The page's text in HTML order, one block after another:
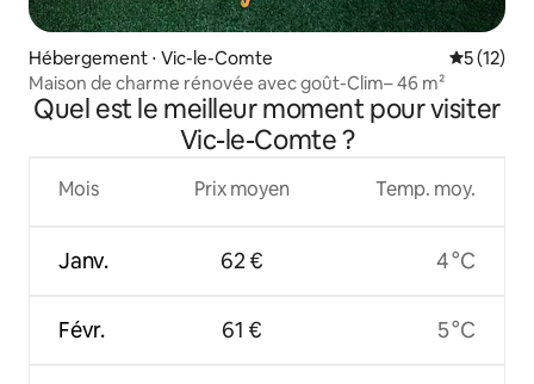
Hébergement ⋅ Vic-le-Comte
5 (12)
Maison de charme rénovée avec goût-Clim– 46 m²
Quel est le meilleur moment pour visiter
Vic-le-Comte ?
Mois
Janv.
Févr.
Prix moyen
62 €
61 €
Temp. moy.
4 °C
5 °C